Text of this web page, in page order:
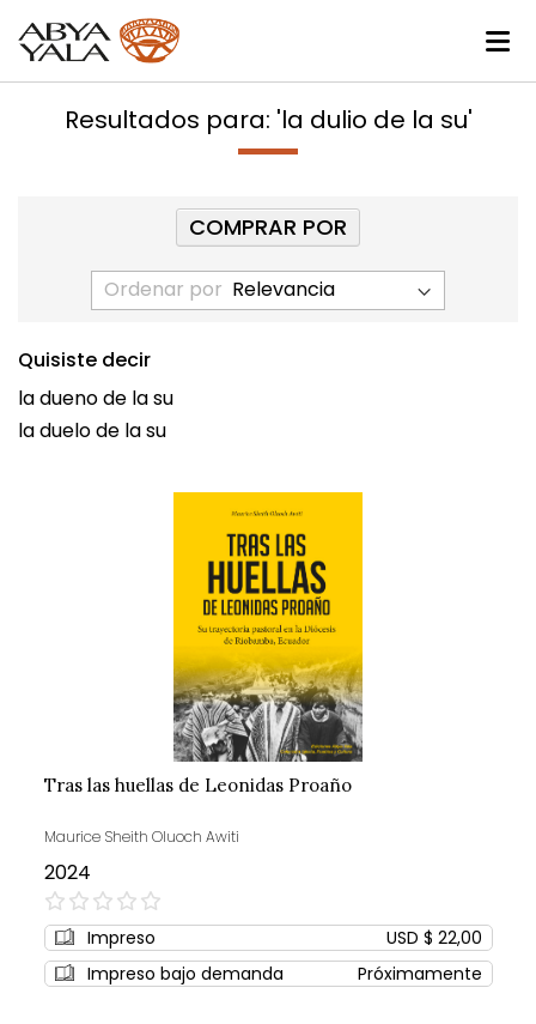
Resultados para: 'la dulio de la su'
Ordenar por
Quisiste decir
la dueno de la su
la duelo de la su
Tras las huellas de Leonidas Proaño
Maurice Sheith Oluoch Awiti
2024
0%
Impreso
USD $ 22,00
Impreso bajo demanda
Próximamente
COMPRAR POR